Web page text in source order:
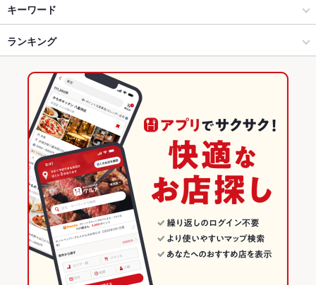
熊本市郊外 × 居酒屋
熊本市郊外 × 和風
光の森駅 × 居酒屋
光の森駅 × 和風
和食全般
熊本市郊外 × 和食
熊本市郊外 × 和食全般
光の森駅 × 和食
光の森・武蔵ヶ丘・清水・大津 × 居酒屋
光の森・武蔵ヶ丘・清水・大津 × 和風
光の森・武蔵ヶ丘・清水・大津 × 和食
光の森・武蔵ヶ丘・清水・大津 × 和食全般
熊本 × 居酒屋
熊本 × 和風
熊本 × 和食
熊本 × 和食全般
三里木駅
光の森駅
武蔵塚駅
キーワード
手羽先 からあげ
焼きそば つくね
デザート 生ハム チーズケーキ
ランキング
熊本のグルメランキング
熊本の居酒屋ランキング
熊本市郊外のグルメランキング
熊本市郊外の居酒屋ランキング
光の森・武蔵ヶ丘・清水・大津のグルメランキング
光の森・武蔵ヶ丘・清水・大津の居酒屋ランキング